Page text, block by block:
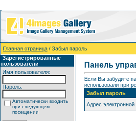
Главная страница / Забыл пароль
Зарегистрированные
пользователи
Имя пользователя:
Пароль:
Автоматически входить
при следующем
посещении
Панель
Если Вы забудите
использовали при
Забыл пароль
Адрес